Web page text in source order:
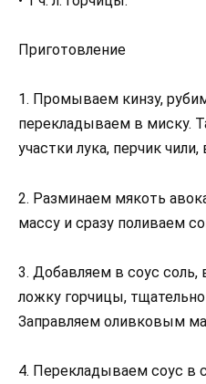
Приготовление
1. Промываем кинзу,
перекладываем в миску.
участки лука, перчик
2. Разминаем мякоть
массу и сразу поливаем
3. Добавляем в соус
ложку горчицы,
Заправляем оливковым
4. Перекладываем соус в